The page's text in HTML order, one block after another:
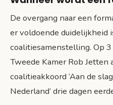
De overgang naar een
er voldoende duidelijkheid
coalitiesamenstelling. Op
Tweede Kamer Rob Jetten
coalitieakkoord ‘Aan de
Nederland’ drie dagen